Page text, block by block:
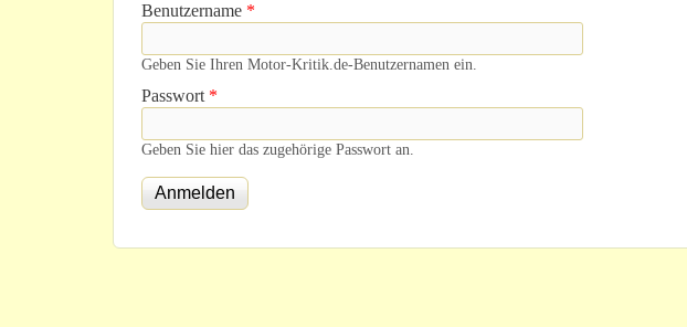
Benutzername *
Geben Sie Ihren Motor-Kritik.de-Benutzernamen ein.
Passwort *
Geben Sie hier das zugehörige Passwort an.